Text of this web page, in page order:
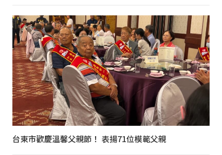
台東市歡慶溫馨父親節！ 表揚71位模範父親